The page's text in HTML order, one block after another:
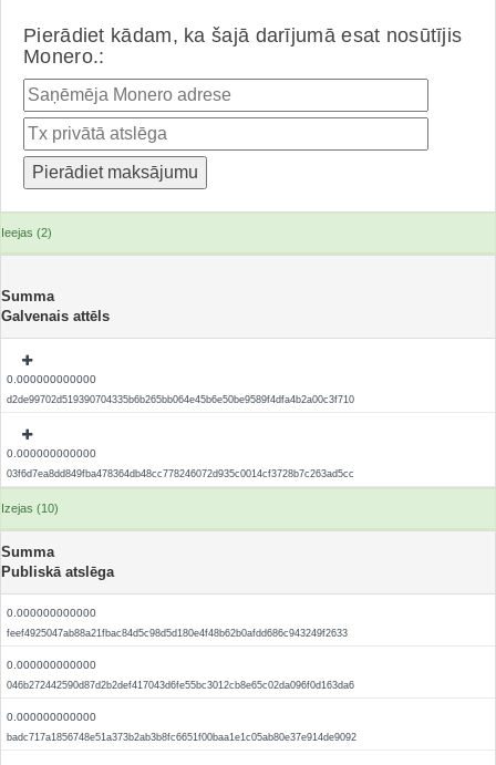
Pierādiet kādam, ka šajā darījumā esat nosūtījis
Monero.:
Ieejas (2)
Summa
Galvenais attēls
0.000000000000
d2de99702d519390704335b6b265bb064e45b6e50be9589f4dfa4b2a00c3f710
0.000000000000
03f6d7ea8dd849fba478364db48cc778246072d935c0014cf3728b7c263ad5cc
Izejas (10)
Summa
Publiskā atslēga
0.000000000000
feef4925047ab88a21fbac84d5c98d5d180e4f48b62b0afdd686c943249f2633
0.000000000000
046b272442590d87d2b2def417043d6fe55bc3012cb8e65c02da096f0d163da6
0.000000000000
badc717a1856748e51a373b2ab3b8fc6651f00baa1e1c05ab80e37e914de9092